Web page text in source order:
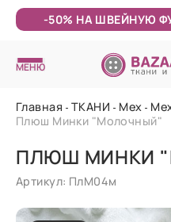
-50% НА ШВЕЙНУЮ
МЕНЮ
Главная ТКАНИ Мех
Плюш Минки "Молочный"
ПЛЮШ МИНКИ
Артикул: ПлМ04м